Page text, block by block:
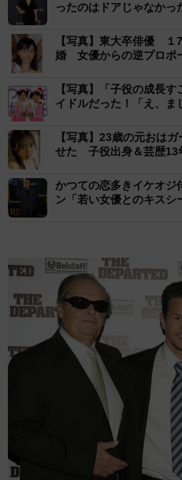
ったのはドアじゃなかっ
【写真】東大卒俳優 １
婚 女優からの逆プロポ
【写真】「子役の成長
イドルだった！「え、ま
【写真】23歳の元おは
せた 子役出身＆芸歴13
かつての恋多きイケオジ
ン「若い女優とのキスシ